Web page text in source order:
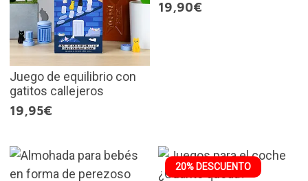
Juego de equilibrio con
gatitos callejeros
19,95€
19,90€
20% DESCUENTO